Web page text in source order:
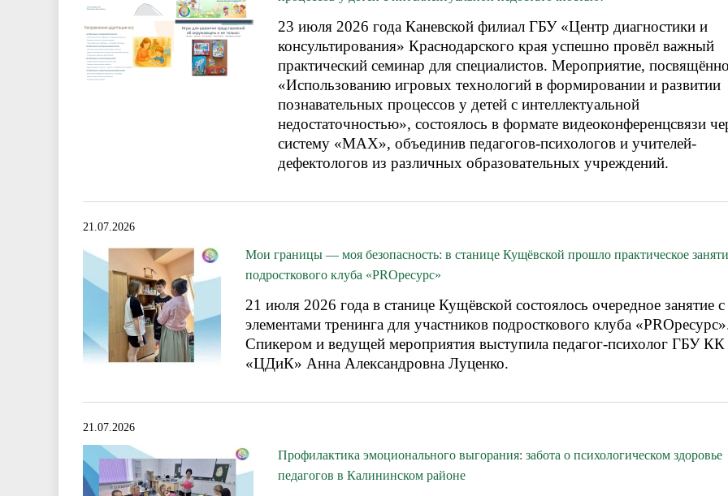
23 июля 2026 года Каневской филиал ГБУ «Центр диагностики и
консультирования» Краснодарского края успешно провёл важный
практический семинар для специалистов. Мероприятие,
«Использованию игровых технологий в формировании и развитии
познавательных процессов у детей с интеллектуальной
недостаточностью», состоялось в формате видеоконференцсвязи
систему «МАХ», объединив педагогов-психологов и учителей-
дефектологов из различных образовательных учреждений.
21.07.2026
Мои границы — моя безопасность: в станице Кущёвской прошло практическое
подросткового клуба «PROресурс»
21 июля 2026 года в станице Кущёвской состоялось очередное занятие с
элементами тренинга для участников подросткового клуба
Спикером и ведущей мероприятия выступила педагог-психолог ГБУ КК
«ЦДиК» Анна Александровна Луценко.
21.07.2026
Профилактика эмоционального выгорания: забота о психологическом здоровье
педагогов в Калининском районе